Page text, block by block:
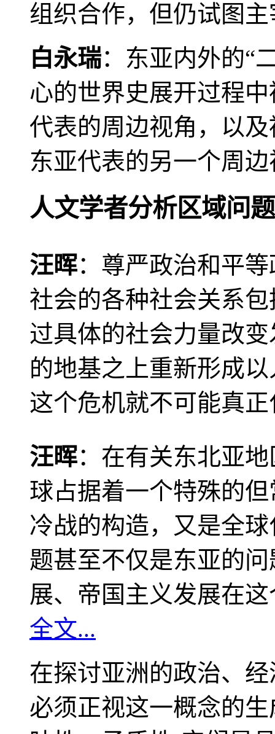
组织合作，但仍试图
白永瑞：东亚内外的“
心的世界史展开过程
代表的周边视角，以
东亚代表的另一个周
人文学者分析区域问题
汪晖：尊严政治和平
社会的各种社会关系
过具体的社会力量改
的地基之上重新形成
这个危机就不可能真
汪晖：在有关东北亚
球占据着一个特殊的
冷战的构造，又是全
题甚至不仅是东亚的
展、帝国主义发展在
全文...
在探讨亚洲的政治、
必须正视这一概念的